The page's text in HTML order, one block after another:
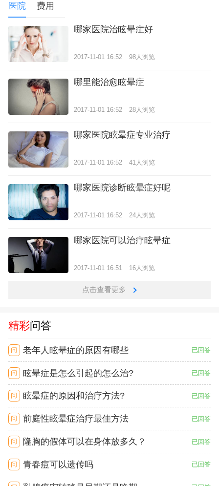
医院 费用
哪家医院治眩晕症好
2017-11-01 16:52 98人浏览
哪里能治愈眩晕症
2017-11-01 16:52 28人浏览
哪家医院眩晕症专业治疗
2017-11-01 16:52 41人浏览
哪家医院诊断眩晕症好呢
2017-11-01 16:52 24人浏览
哪家医院可以治疗眩晕症
2017-11-01 16:51 16人浏览
点击查看更多
精彩问答
问 老年人眩晕症的原因有哪些 已回答
问 眩晕症是怎么引起的怎么治? 已回答
问 眩晕症的原因和治疗方法? 已回答
问 前庭性眩晕症治疗最佳方法 已回答
问 隆胸的假体可以在身体放多久？ 已回答
问 青春痘可以遗传吗 已回答